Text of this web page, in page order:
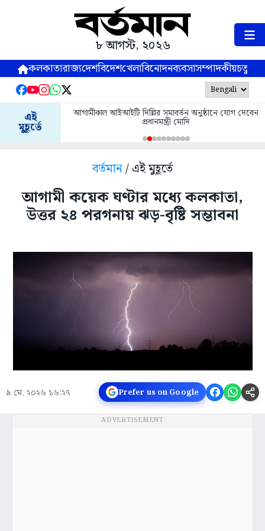
৮ আগস্ট, ২০২৬
কলকাতারাজ্যদেশবিদেশখেলাবিনোদনব্যবসাসম্পাদকীয়
এই
মুহূর্তে
আগামীকাল আইআইটি দিল্লির সমাবর্তন অনুষ্ঠানে যোগ দেবেন
প্রধানমন্ত্রী মোদি
বর্তমান/ এই মুহূর্তে
আগামী কয়েক ঘণ্টার মধ্যে কলকাতা,
উত্তর ২৪ পরগনায় ঝড়-বৃষ্টি সম্ভাবনা
৯ মে, ২০২৬ ১৬:২৭ Prefer us on Google
ADVERTISEMENT